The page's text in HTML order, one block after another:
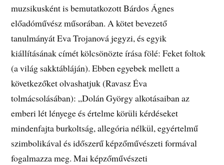
muzsikusként is bemutatkozott Bárdos Ágnes
előadóművész műsorában. A kötet bevezető
tanulmányát Eva Trojanová jegyzi, és egyik
kiállításának címét kölcsönözte írása fölé: Feket foltok
(a világ sakktábláján). Ebben egyebek mellett a
következőket olvashatjuk (Ravasz Éva
tolmácsolásában): „Dolán György alkotásaiban az
emberi lét lényege és értelme körüli kérdéseket
mindenfajta burkoltság, allegória nélkül, egyértelmű
szimbolikával és időszerű képzőművészeti formával
fogalmazza meg. Mai képzőművészeti